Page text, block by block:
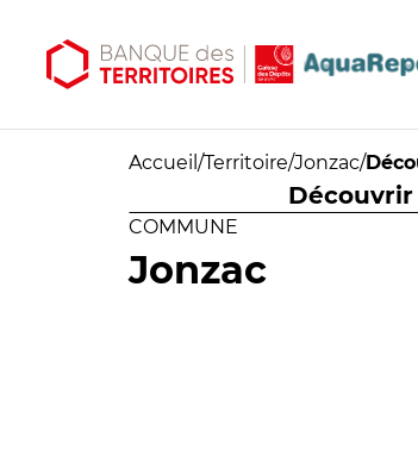
Accueil /Territoire/Jonzac/
Découvrir
COMMUNE
Jonzac